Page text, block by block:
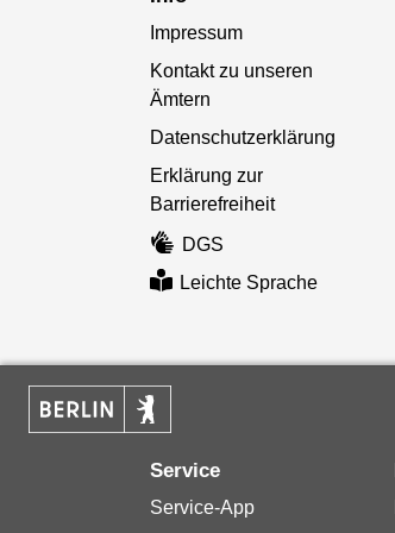
Impressum
Kontakt zu unseren
Ämtern
Datenschutzerklärung
Erklärung zur
Barrierefreiheit
DGS
Leichte Sprache
Service
Service-App